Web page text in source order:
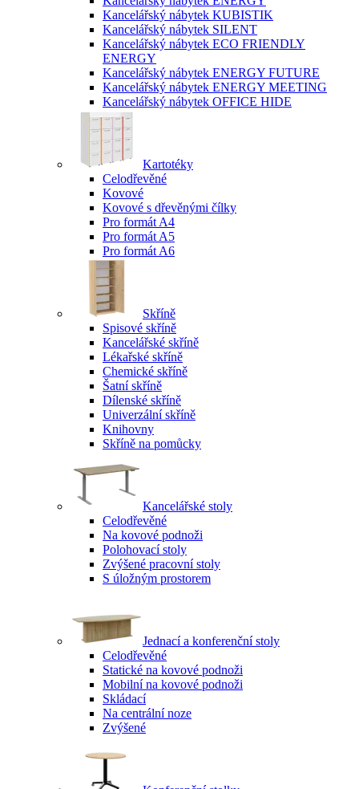
Kancelářský nábytek KUBISTIK
Kancelářský nábytek SILENT
Kancelářský nábytek ECO FRIENDLY
ENERGY
Kancelářský nábytek ENERGY FUTURE
Kancelářský nábytek ENERGY MEETING
Kancelářský nábytek OFFICE HIDE
Kartotéky
Celodřevěné
Kovové
Kovové s dřevěnými čílky
Pro formát A4
Pro formát A5
Pro formát A6
Skříně
Spisové skříně
Kancelářské skříně
Lékařské skříně
Chemické skříně
Šatní skříně
Dílenské skříně
Univerzální skříně
Knihovny
Skříně na pomůcky
Kancelářské stoly
Celodřevěné
Na kovové podnoži
Polohovací stoly
Zvýšené pracovní stoly
S úložným prostorem
Jednací a konferenční stoly
Celodřevěné
Statické na kovové podnoži
Mobilní na kovové podnoži
Skládací
Na centrální noze
Zvýšené